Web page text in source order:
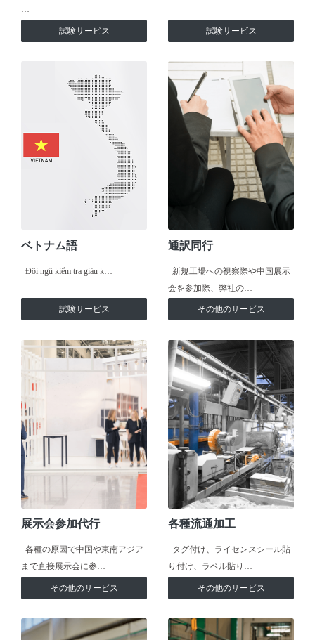
…
試験サービス 試験サービス
ベトナム語
Đội ngũ kiểm tra giàu k…
試験サービス
通訳同行
新規工場への視察際や中国展示
会を参加際、弊社の…
その他のサービス
展示会参加代行
各種の原因で中国や東南アジア
まで直接展示会に参…
その他のサービス
各種流通加工
タグ付け、ライセンスシール貼
り付け、ラベル貼り…
その他のサービス